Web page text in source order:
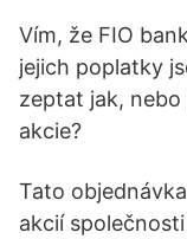
Vím, že FIO
jejich poplatky
zeptat jak,
akcie?
Tato
akcií